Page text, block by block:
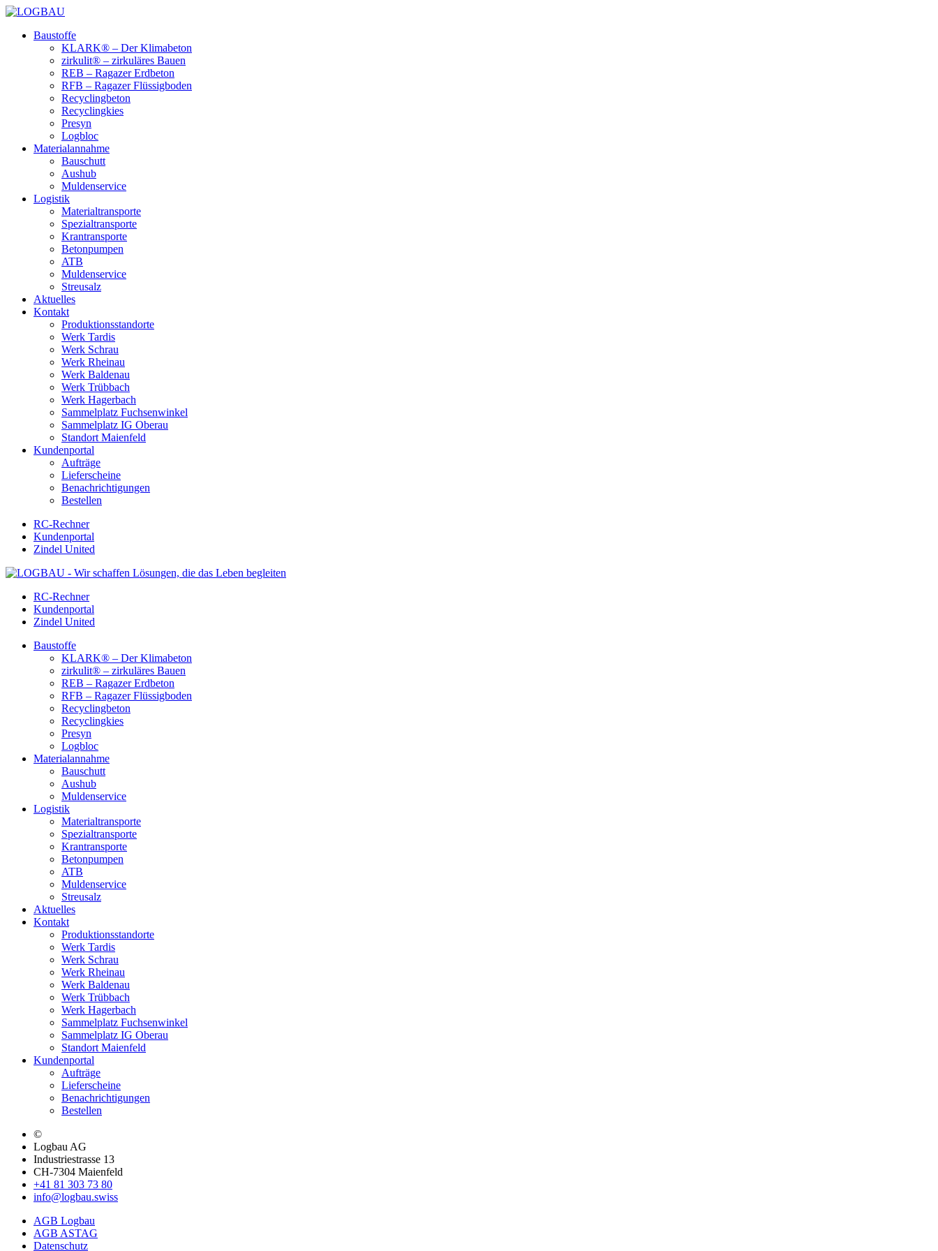
Baustoffe
KLARK® – Der Klimabeton
zirkulit® – zirkuläres Bauen
REB – Ragazer Erdbeton
RFB – Ragazer Flüssigboden
Recyclingbeton
Recyclingkies
Presyn
Logbloc
Materialannahme
Bauschutt
Aushub
Muldenservice
Logistik
Materialtransporte
Spezialtransporte
Krantransporte
Betonpumpen
ATB
Muldenservice
Streusalz
Aktuelles
Kontakt
Produktionsstandorte
Werk Tardis
Werk Schrau
Werk Rheinau
Werk Baldenau
Werk Trübbach
Werk Hagerbach
Sammelplatz Fuchsenwinkel
Sammelplatz IG Oberau
Standort Maienfeld
Kundenportal
Aufträge
Lieferscheine
Benachrichtigungen
Bestellen
RC-Rechner
Kundenportal
Zindel United
RC-Rechner
Kundenportal
Zindel United
Baustoffe
KLARK® – Der Klimabeton
zirkulit® – zirkuläres Bauen
REB – Ragazer Erdbeton
RFB – Ragazer Flüssigboden
Recyclingbeton
Recyclingkies
Presyn
Logbloc
Materialannahme
Bauschutt
Aushub
Muldenservice
Logistik
Materialtransporte
Spezialtransporte
Krantransporte
Betonpumpen
ATB
Muldenservice
Streusalz
Aktuelles
Kontakt
Produktionsstandorte
Werk Tardis
Werk Schrau
Werk Rheinau
Werk Baldenau
Werk Trübbach
Werk Hagerbach
Sammelplatz Fuchsenwinkel
Sammelplatz IG Oberau
Standort Maienfeld
Kundenportal
Aufträge
Lieferscheine
Benachrichtigungen
Bestellen
©
Logbau AG
Industriestrasse 13
CH-7304 Maienfeld
+41 81 303 73 80
info@logbau.swiss
AGB Logbau
AGB ASTAG
Datenschutz